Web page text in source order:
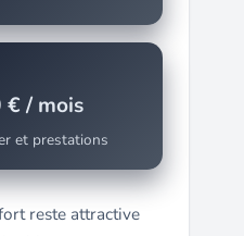
€ / mois
et prestations
reste attractive